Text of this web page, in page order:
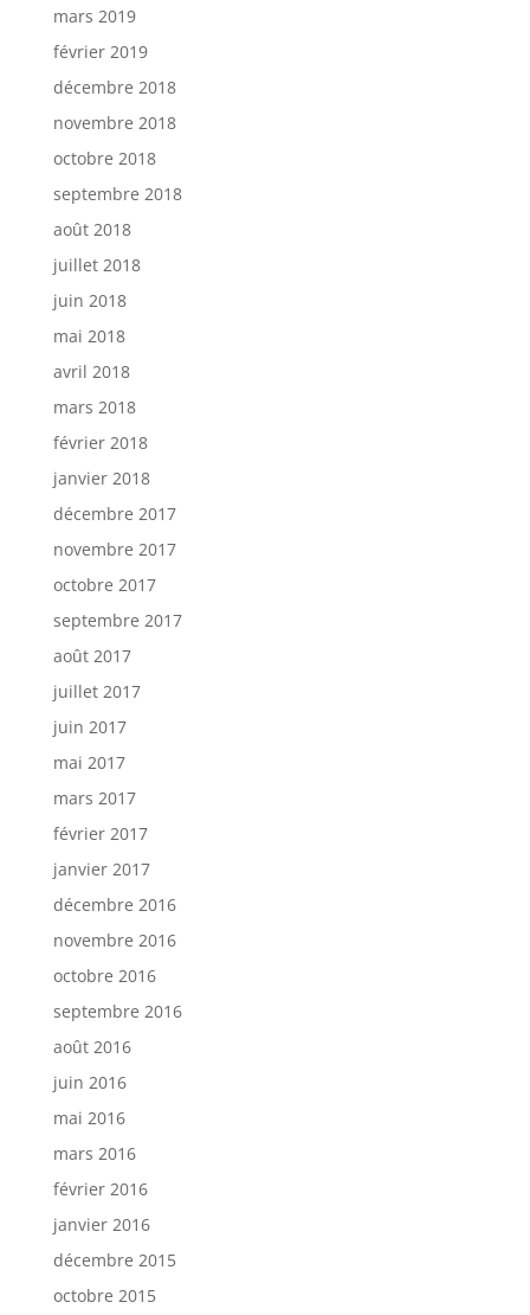
mars 2019
février 2019
décembre 2018
novembre 2018
octobre 2018
septembre 2018
août 2018
juillet 2018
juin 2018
mai 2018
avril 2018
mars 2018
février 2018
janvier 2018
décembre 2017
novembre 2017
octobre 2017
septembre 2017
août 2017
juillet 2017
juin 2017
mai 2017
mars 2017
février 2017
janvier 2017
décembre 2016
novembre 2016
octobre 2016
septembre 2016
août 2016
juin 2016
mai 2016
mars 2016
février 2016
janvier 2016
décembre 2015
octobre 2015